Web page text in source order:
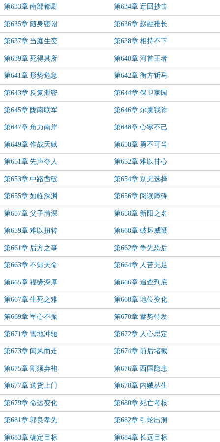
第633章 南部都尉 第634章 迂回抄击
第635章 随身密诏 第636章 赵融稚长
第637章 当庭生变 第638章 相持不下
第639章 死得其所 第640章 河首王者
第641章 形势危急 第642章 衡方斩马
第643章 反复泄密 第644章 保卫家园
第645章 陇南联军 第646章 尔虞我诈
第647章 角力南岸 第648章 心寒不已
第649章 作战天赋 第650章 勇不可当
第651章 先声夺人 第652章 难以甘心
第653章 中路凿破 第654章 别无选择
第655章 如临深渊 第656章 阅读障碍
第657章 父子情深 第658章 新阳之名
第659章 难以扭转 第660章 破坏威慑
第661章 后方之事 第662章 争先恐后
第663章 不知天命 第664章 人苦无足
第665章 福缘深厚 第666章 追查到底
第667章 生死之难 第668章 地位变化
第669章 军心不振 第670章 蓄势待发
第671章 雪地冲驰 第672章 人心思定
第673章 闻风而走 第674章 前后堵截
第675章 割须弃袍 第676章 西国隐患
第677章 送货上门 第678章 内贼丛生
第679章 命运变化 第680章 死亡考核
第681章 郭良孝先 第682章 引蛇出洞
第683章 确定目标 第684章 长远目标